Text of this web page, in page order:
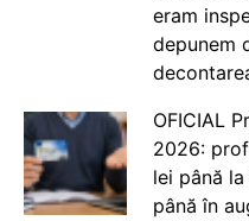
eram
depunem
OFICIAL
2026:
lei până
până în